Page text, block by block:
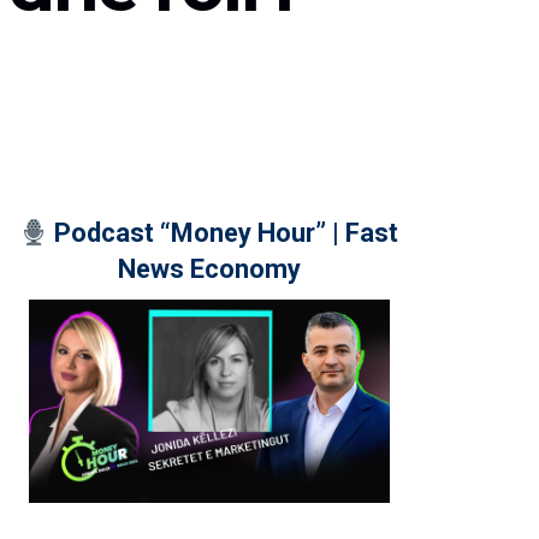
Podcast “Money Hour” | Fast
News Economy